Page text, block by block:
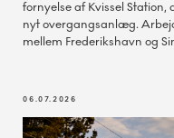
fornyelse af Kvissel
nyt overgangsanlæg.
mellem Frederikshavn og
06.07.2026